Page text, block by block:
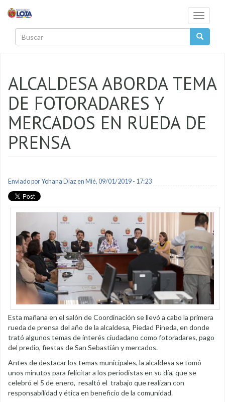
Toggle
ALCALDESA ABORDA TEMA
DE FOTORADARES Y
MERCADOS EN RUEDA DE
PRENSA
Enviado porYohana Diazen Mié, 09/01/2019 - 17:23
Esta mañana en el salón de Coordinación se llevó a cabo la primera
rueda de prensa del año de la alcaldesa, Piedad Pineda, en donde
trató algunos temas de interés ciudadano como fotoradares, pago
del predio, fiestas de San Sebastián y mercados.
Antes de destacar los temas municipales, la alcaldesa se tomó
unos minutos para felicitar a los periodistas en su día, que se
celebró el 5 de enero, resaltó el trabajo que realizan con
responsabilidad y ética en beneficio de la comunidad.